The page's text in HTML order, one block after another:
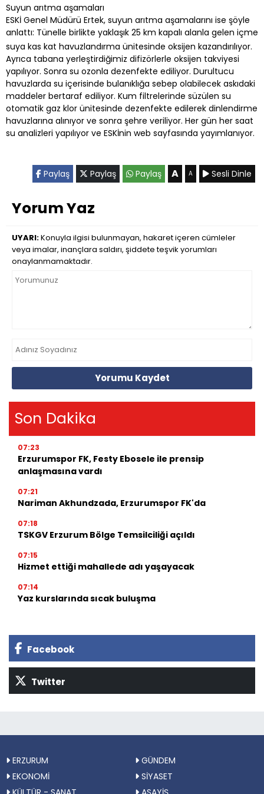
Suyun arıtma aşamaları
ESKİ Genel Müdürü Ertek, suyun arıtma aşamalarını ise şöyle
anlattı: Tünelle birlikte yaklaşık 25 km kapalı alanla gelen içme
suya kas kat havuzlandırma ünitesinde oksijen kazandırılıyor.
Ayrıca tabana yerleştirdiğimiz difizörlerle oksijen takviyesi
yapılıyor. Sonra su ozonla dezenfekte ediliyor. Durultucu
havuzlarda su içerisinde bulanıklığa sebep olabilecek askıdaki
maddeler bertaraf ediliyor. Kum filtrelerinde süzülen su
otomatik gaz klor ünitesinde dezenfekte edilerek dinlendirme
havuzlarına alınıyor ve sonra şehre veriliyor. Her gün her saat
su analizleri yapılıyor ve ESKİnin web sayfasında yayımlanıyor.
Paylaş Paylaş Paylaş A A Sesli Dinle
Yorum Yaz
UYARI:Konuyla ilgisi bulunmayan, hakaret içeren cümleler
veya imalar, inançlara saldırı, şiddete teşvik yorumları
onaylanmamaktadır.
Yorumu Kaydet
Son Dakika
07:23
Erzurumspor FK, Festy Ebosele ile prensip
anlaşmasına vardı
07:21
Nariman Akhundzada, Erzurumspor FK'da
07:18
TSKGV Erzurum Bölge Temsilciliği açıldı
07:15
Hizmet ettiği mahallede adı yaşayacak
07:14
Yaz kurslarında sıcak buluşma
Facebook
Twitter
ERZURUM
GÜNDEM
EKONOMİ
SİYASET